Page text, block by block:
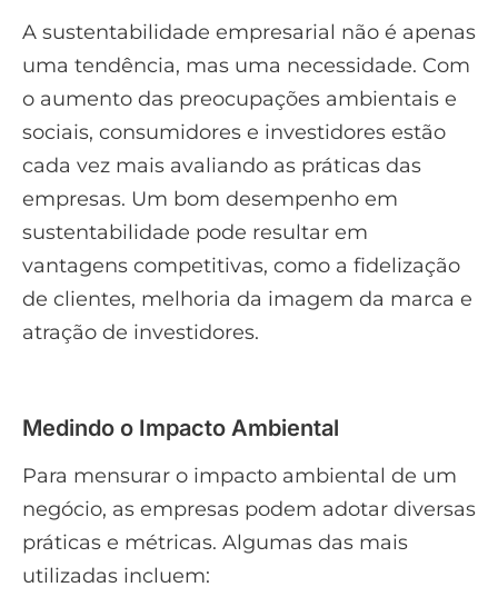
A sustentabilidade empresarial não é apenas
uma tendência, mas uma necessidade. Com
o aumento das preocupações ambientais e
sociais, consumidores e investidores estão
cada vez mais avaliando as práticas das
empresas. Um bom desempenho em
sustentabilidade pode resultar em
vantagens competitivas, como a fidelização
de clientes, melhoria da imagem da marca e
atração de investidores.
Medindo o Impacto Ambiental
Para mensurar o impacto ambiental de um
negócio, as empresas podem adotar diversas
práticas e métricas. Algumas das mais
utilizadas incluem: